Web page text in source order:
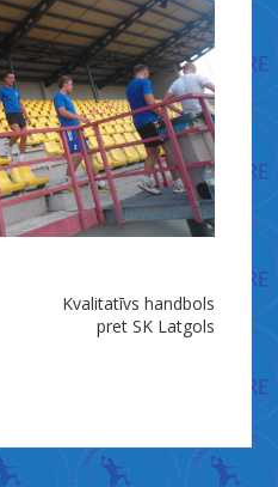
Kvalitatīvs handbols
pret SK Latgols